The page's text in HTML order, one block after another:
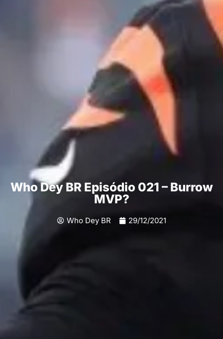
Who Dey BR Episódio 021 – Burrow
MVP?
Who Dey BR 29/12/2021